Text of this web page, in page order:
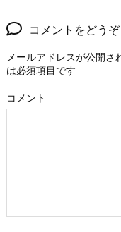
コメントをどうぞ
メールアドレスが公開さ
は必須項目です
コメント